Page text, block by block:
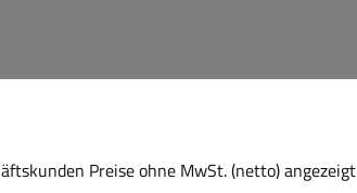
Preise ohne MwSt. (netto) angezeigt